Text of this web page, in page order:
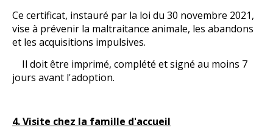
Ce certificat, instauré par la loi du 30 novembre 2021,
vise à prévenir la maltraitance animale, les abandons
et les acquisitions impulsives.
Il doit être imprimé, complété et signé au moins 7
jours avant l'adoption.
4. Visite chez la famille d'accueil